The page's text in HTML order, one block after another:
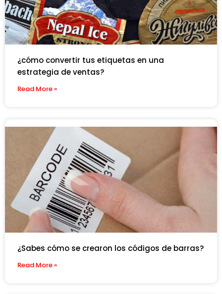
¿cómo convertir tus etiquetas en una
estrategia de ventas?
Read More »
¿Sabes cómo se crearon los códigos de barras?
Read More »